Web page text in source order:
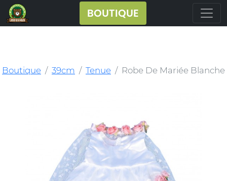
BOUTIQUE
Boutique 39cm Tenue Robe De Mariée Blanche